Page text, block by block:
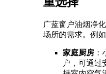
广蓝窗户油烟净
场所的需求。例如
家庭厨房
户，可通过